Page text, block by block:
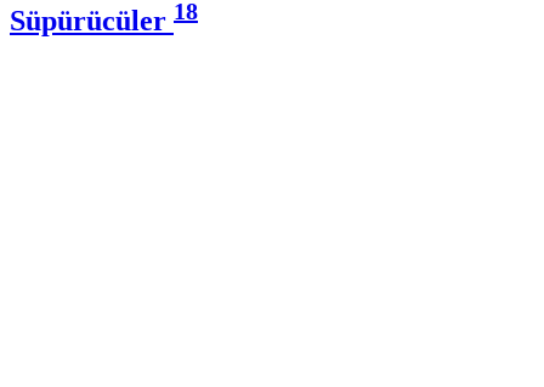
Süpürücüler 18